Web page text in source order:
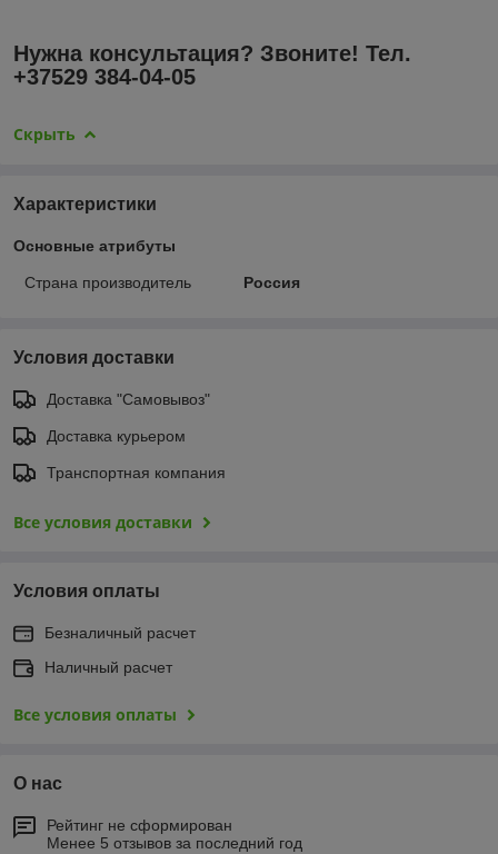
Нужна консультация? Звоните! Тел.
+37529 384-04-05
Скрыть
Характеристики
Основные атрибуты
Страна производитель Россия
Условия доставки
Доставка "Самовывоз"
Доставка курьером
Транспортная компания
Все условия доставки
Условия оплаты
Безналичный расчет
Наличный расчет
Все условия оплаты
О нас
Рейтинг не сформирован
Менее 5 отзывов за последний год